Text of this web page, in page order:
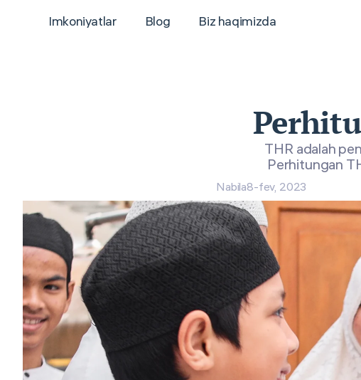
Imkoniyatlar Blog Biz haqimizda
THR adalah
Perhitungan
Nabila8-fev, 2023